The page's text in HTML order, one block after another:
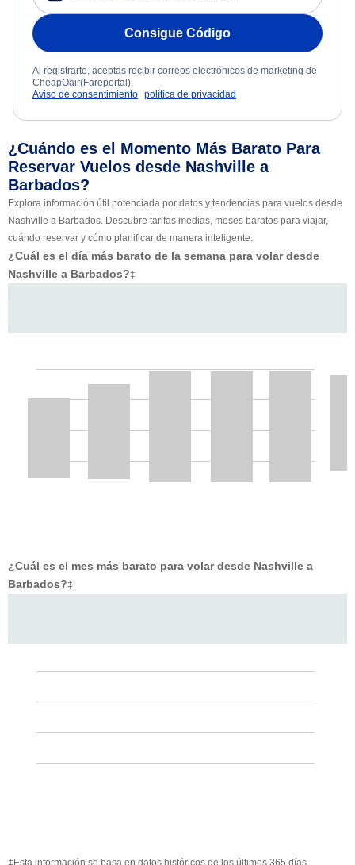
Consigue Código
Al registrarte, aceptas recibir correos electrónicos de marketing de
CheapOair(Fareportal).
Aviso de consentimiento política de privacidad
¿Cuándo es el Momento Más Barato Para
Reservar Vuelos desde Nashville a
Barbados?
Explora información útil potenciada por datos y tendencias para vuelos desde
Nashville a Barbados. Descubre tarifas medias, meses baratos para viajar,
cuándo reservar y cómo planificar de manera inteligente.
¿Cuál es el día más barato de la semana para volar desde
Nashville a Barbados?‡
¿Cuál es el mes más barato para volar desde Nashville a
Barbados?‡